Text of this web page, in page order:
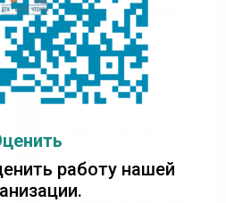
26.05.2021
работу нашей